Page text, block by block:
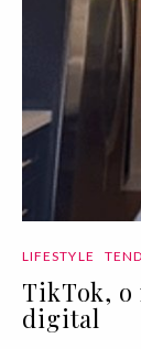
LIFESTYLE
TikTok, o
digital